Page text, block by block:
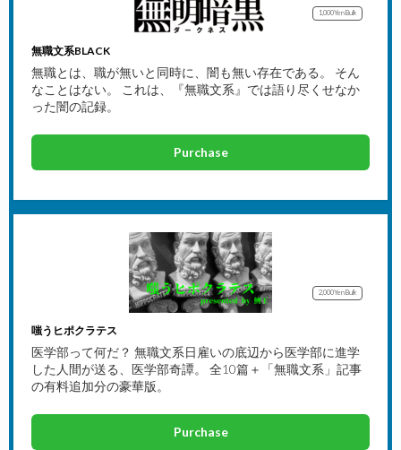
1,000YenBulk
無職文系BLACK
無職とは、職が無いと同時に、闇も無い存在である。 そん
なことはない。 これは、『無職文系』では語り尽くせなか
った闇の記録。
Purchase
2,000YenBulk
嗤うヒポクラテス
医学部って何だ？ 無職文系日雇いの底辺から医学部に進学
した人間が送る、医学部奇譚。 全10篇＋「無職文系」記事
の有料追加分の豪華版。
Purchase